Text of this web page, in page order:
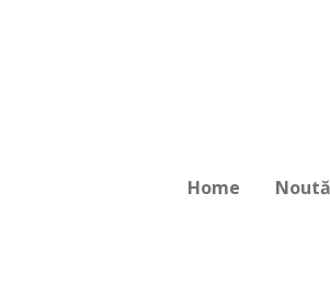
Home